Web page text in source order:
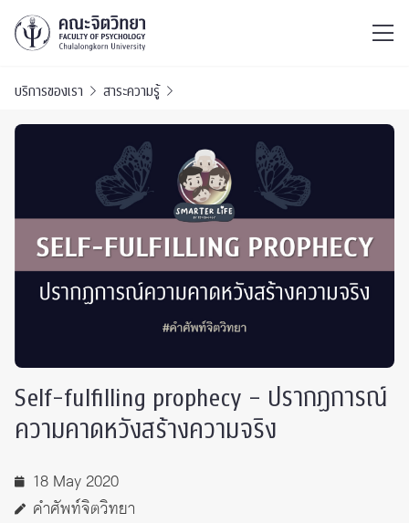
บริการของเรา สาระความรู้
Self-fulfilling prophecy – ปรากฏการณ์
ความคาดหวังสร้างความจริง
18 May 2020
คำศัพท์จิตวิทยา